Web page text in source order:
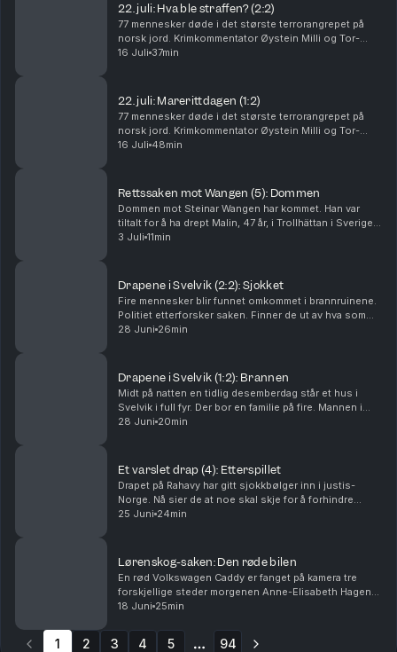
22. juli: Hva ble straffen? (2:2)
77 mennesker døde i det største terrorangrepet på
norsk jord. Krimkommentator Øystein Milli og Tor-
Erling Thømt Ruud går gjennom etterspillet av 22. juli i
16 Juli 37min
22. juli: Marerittdagen (1:2)
77 mennesker døde i det største terrorangrepet på
norsk jord. Krimkommentator Øystein Milli og Tor-
Erling Thømt Ruud går gjennom terrorhandlingene den
16 Juli 48min
Rettssaken mot Wangen (5): Dommen
Dommen mot Steinar Wangen har kommet. Han var
tiltalt for å ha drept Malin, 47 år, i Trollhättan i Sverige i
september 2024. Det store spørsmålet i rettssaken
3 Juli 11min
Drapene i Svelvik (2:2): Sjokket
Fire mennesker blir funnet omkommet i brannruinene.
Politiet etterforsker saken. Finner de ut av hva som
har skjedd? Og hvorfor? Ansvarlig redaktør Gard
28 Juni 26min
Drapene i Svelvik (1:2): Brannen
Midt på natten en tidlig desemberdag står et hus i
Svelvik i full fyr. Der bor en familie på fire. Mannen i
huset er brannmann. Hva har skjedd? Ansvarlig
28 Juni 20min
Et varslet drap (4): Etterspillet
Drapet på Rahavy har gitt sjokkbølger inn i justis-
Norge. Nå sier de at noe skal skje for å forhindre
lignende saker. Men kommer lovnadene til å bli fulgt
25 Juni 24min
Lørenskog-saken: Den røde bilen
En rød Volkswagen Caddy er fanget på kamera tre
forskjellige steder morgenen Anne-Elisabeth Hagen
forsvant. Politiet jakter svar: Hva gjorde den der?
18 Juni 25min
1 2 3 4 5 94